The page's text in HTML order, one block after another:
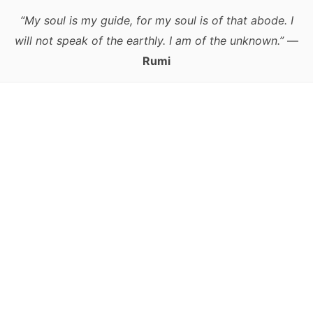
“My soul is my guide, for my soul is of that abode. I
will not speak of the earthly. I am of the unknown.”—
Rumi